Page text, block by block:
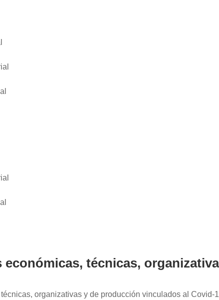
económicas, técnicas,
organizativas y de producción vinculados al Covid-